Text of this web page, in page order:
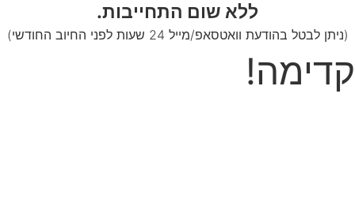
ללא שום התחייבות.
(ניתן לבטל בהודעת וואטסאפ/מייל 24 שעות לפני החיוב החודשי)
קדימה!